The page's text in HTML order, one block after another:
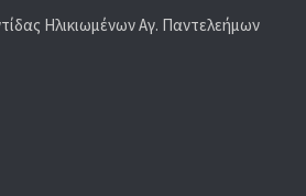
Ηλικιωμένων Αγ. Παντελεήμων